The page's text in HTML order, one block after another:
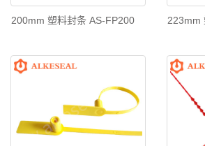
200mm 塑料封条 AS-FP200 223mm